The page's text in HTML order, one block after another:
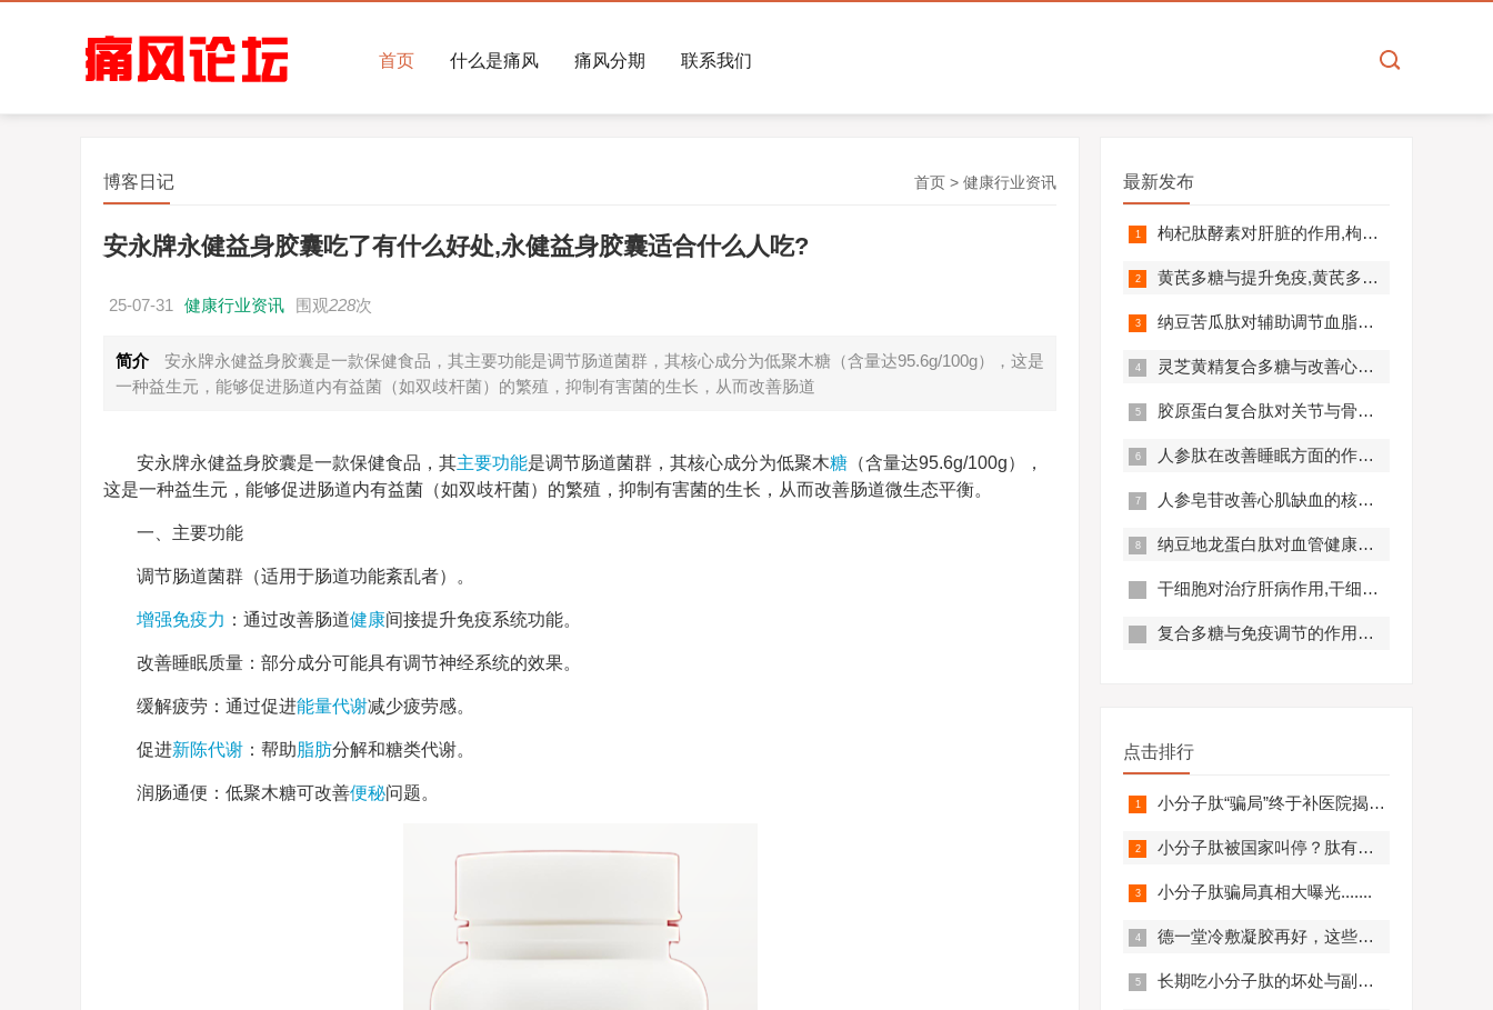
首页 什么是痛风 痛风分期 联系我们
首页 > 健康行业资讯
博客日记
安永牌永健益身胶囊吃了有什么好处,永健益身胶囊适合什么人吃?
25-07-31 健康行业资讯 围观228次
简介
安永牌永健益身胶囊是一款保健食品，其主要功能是调节肠道菌群，其核心成分为低聚木糖（含量达95.6g/100g），这是
一种益生元，能够促进肠道内有益菌（如双歧杆菌）的繁殖，抑制有害菌的生长，从而改善肠道
安永牌永健益身胶囊是一款保健食品，其主要功能是调节肠道菌群，其核心成分为低聚木糖 （含量达95.6g/100g），
这是一种益生元，能够促进肠道内有益菌（如双歧杆菌）的繁殖，抑制有害菌的生长，从而改善肠道微生态平衡。
一、主要功能
调节肠道菌群（适用于肠道功能紊乱者）。
增强免疫力 ：通过改善肠道健康间接提升免疫系统功能。
改善睡眠质量：部分成分可能具有调节神经系统的效果。
缓解疲劳：通过促进能量代谢减少疲劳感。
促进新陈代谢 ：帮助 脂肪分解和糖类代谢。
润肠通便：低聚木糖可改善便秘问题。
最新发布
枸杞肽酵素对肝脏的作用,枸杞肽酵素护肝解毒效果好吗？
黄芪多糖与提升免疫,黄芪多糖对免疫相关疾病营养干预价值分析！
纳豆苦瓜肽对辅助调节血脂血压的作用机制,应用效果如何？
灵芝黄精复合多糖与改善心肺功能的机制及临床应用分析
胶原蛋白复合肽对关节与骨骼的作用,胶原蛋白复合肽效果怎么样?
人参肽在改善睡眠方面的作用机制及应用分析
人参皂苷改善心肌缺血的核心机制,应用效果怎么样？
纳豆地龙蛋白肽对血管健康的好处,纳豆地龙蛋白肽对预防心脑血管疾病有帮助吗？
干细胞对治疗肝病作用,干细胞对肝硬化有作用吗?
复合多糖与免疫调节的作用原理及优势分析
点击排行
小分子肽“骗局”终于补医院揭开，结果太可怕.........
小分子肽被国家叫停？肽有副作用？必看！
小分子肽骗局真相大曝光.......
德一堂冷敷凝胶再好，这些人一定不要用！还有些人必须..........
长期吃小分子肽的坏处与副作用，肽与蛋白质的区别